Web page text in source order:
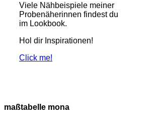
Viele Nähbeispiele meiner
Probenäherinnen findest du
im Lookbook.
Hol dir Inspirationen!
Click me!
maßtabelle mona